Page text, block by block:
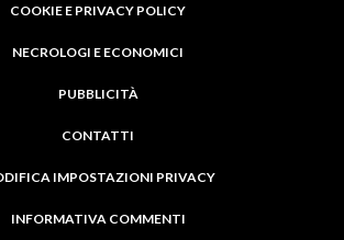
COOKIE E PRIVACY POLICY
NECROLOGI E ECONOMICI
PUBBLICITÀ
CONTATTI
IMPOSTAZIONI PRIVACY
INFORMATIVA COMMENTI